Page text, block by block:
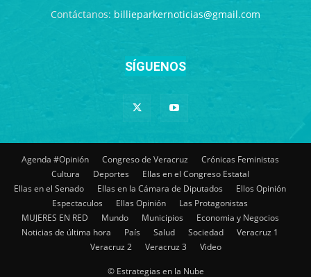
Contáctanos: billieparkernoticias@gmail.com
SÍGUENOS
Agenda #Opinión Congreso de Veracruz
Crónicas Feministas
Cultura
Deportes
Ellas en el Congreso Estatal
Ellas en el Senado
Ellas en la Cámara de Diputados
Ellos Opinión
Espectaculos
Ellas Opinión
Las Protagonistas
MUJERES EN RED
Mundo Municipios
Economia y Negocios
Noticias de última hora
País Salud Sociedad
Veracruz 1
Veracruz 2
Veracruz 3 Video
© Estrategias en la Nube